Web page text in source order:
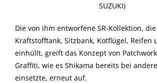
SUZUKI)
Die von ihm entworfene SR-Kollektion,
Kraftstofftank, Sitzbank, Kotflügel, Reifen
einhüllt, greift das Konzept von
Graffiti, wie es Shikama bereits bei
einsetzte, erneut auf.